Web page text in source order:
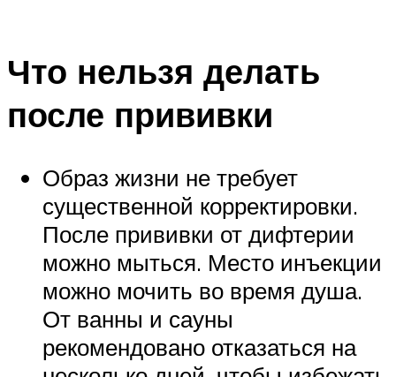
Что нельзя делать
после прививки
Образ жизни не требует
существенной корректировки.
После прививки от дифтерии
можно мыться. Место инъекции
можно мочить во время душа.
От ванны и сауны
рекомендовано отказаться на